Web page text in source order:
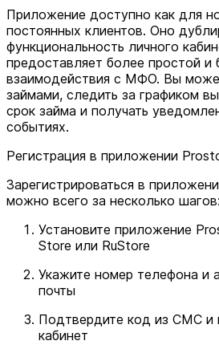
Приложение доступно как для
постоянных клиентов. Оно
функциональность личного
предоставляет более простой и
взаимодействия с МФО. Вы
займами, следить за графиком
срок займа и получать
событиях.
Регистрация в приложении
Зарегистрироваться в
можно всего за несколько шагов:
Установите приложение
Store или RuStore
Укажите номер телефона и
почты
Подтвердите код из СМС и
кабинет